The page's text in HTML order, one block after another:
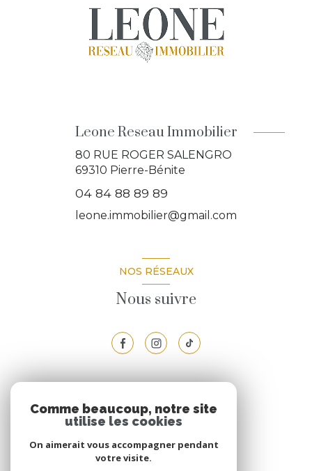
Leone Reseau Immobilier
80 RUE ROGER SALENGRO
69310 Pierre-Bénite
04 84 88 89 89
leone.immobilier@gmail.com
NOS RÉSEAUX
Nous suivre
Espace propriétaire
Comme beaucoup, notre site
utilise les cookies
On aimerait vous accompagner pendant
votre visite.